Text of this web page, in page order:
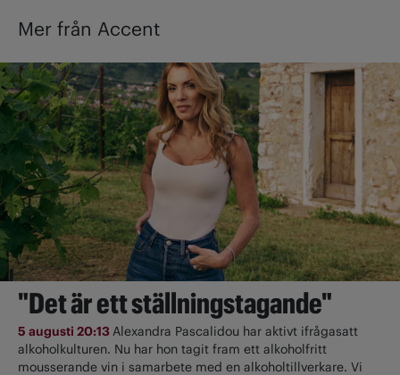
Mer från Accent
"Det är ett ställningstagande"
5 augusti 20:13Alexandra Pascalidou har aktivt ifrågasatt
alkoholkulturen. Nu har hon tagit fram ett alkoholfritt
mousserande vin i samarbete med en alkoholtillverkare. Vi